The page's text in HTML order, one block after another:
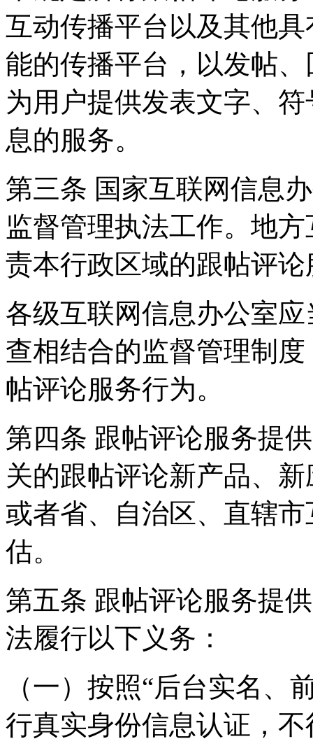
互动传播平台以及其他
能的传播平台，以发帖
为用户提供发表文字、
息的服务。
第三条 国家互联网信息
监督管理执法工作。地
责本行政区域的跟帖评
各级互联网信息办公室
查相结合的监督管理制
帖评论服务行为。
第四条 跟帖评论服务提
关的跟帖评论新产品、
或者省、自治区、直辖
估。
第五条 跟帖评论服务提
法履行以下义务：
（一）按照“后台实名、
行真实身份信息认证，